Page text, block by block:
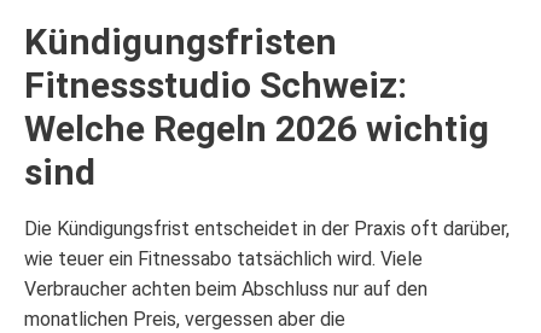
Kündigungsfristen
Fitnessstudio Schweiz:
Welche Regeln 2026 wichtig
sind
Die Kündigungsfrist entscheidet in der Praxis oft darüber,
wie teuer ein Fitnessabo tatsächlich wird. Viele
Verbraucher achten beim Abschluss nur auf den
monatlichen Preis, vergessen aber die